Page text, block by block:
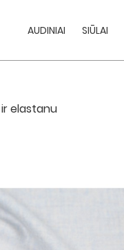
AUDINIAI SIŪLAI
ir elastanu